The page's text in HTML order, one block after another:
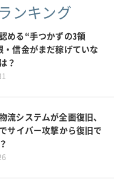
ンキング
める“手つかずの3領
・信金がまだ稼げていな
？
流システムが全面復旧、
サイバー攻撃から復旧で